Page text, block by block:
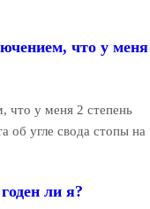
что у меня
что у меня 2 степень
об угле свода стопы на
ли я?